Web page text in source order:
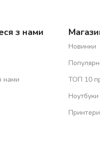
з нами
нами
Новинки
ТОП 10
Ноутбуки
Принтери